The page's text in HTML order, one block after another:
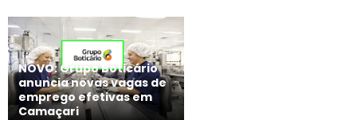
NOVO: Grupo Boticário
anuncia novas vagas de
emprego efetivas em
Camaçari